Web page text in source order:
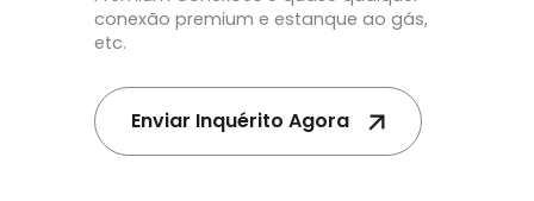
conexão premium e estanque ao gás,
etc.
Enviar Inquérito Agora